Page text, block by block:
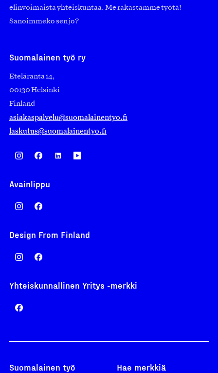
elinvoimaista yhteiskuntaa. Me rakastamme työtä!
Sanoimmeko sen jo?
Suomalainen työ ry
Eteläranta 14,
00130 Helsinki
Finland
asiakaspalvelu@suomalainentyo.fi
laskutus@suomalainentyo.fi
Avainlippu
Design From Finland
Yhteiskunnallinen Yritys -merkki
Suomalainen työ Hae merkkiä